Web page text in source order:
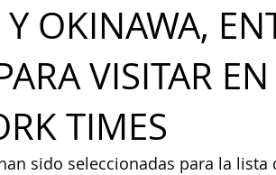
OKINAWA,
VISITAR
TIMES
sido seleccionadas para la lista